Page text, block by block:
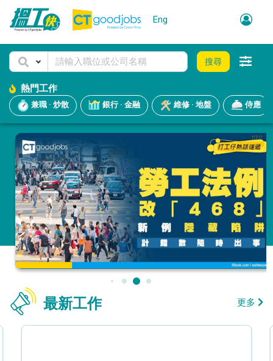
Eng
搜尋
熱門工作
兼職 · 炒散 銀行 · 金融 維修 · 地盤 侍應
最新工作 更多